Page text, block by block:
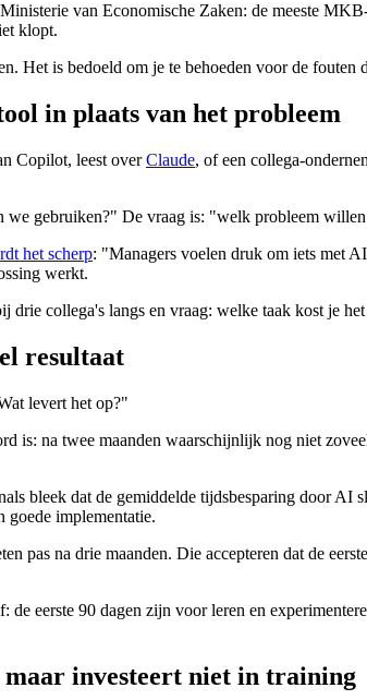
van Economische Zaken: de meeste
klopt.
Het is bedoeld om je te behoeden voor de
in plaats van het probleem
Copilot, leest overClaude, of een collega-
gebruiken?" De vraag is: "welk probleem
het scherp: "Managers voelen druk om iets met
werkt.
drie collega's langs en vraag: welke taak kost je
resultaat
levert het op?"
is: na twee maanden waarschijnlijk nog niet
bleek dat de gemiddelde tijdsbesparing door
goede implementatie.
pas na drie maanden. Die accepteren dat de
de eerste 90 dagen zijn voor leren en
investeert niet in training